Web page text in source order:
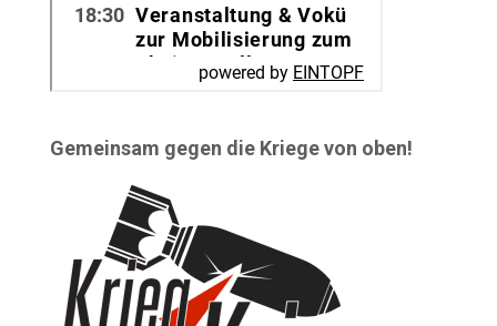
Gemeinsam gegen die Kriege von oben!